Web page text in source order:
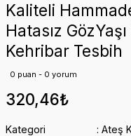
Kaliteli
Hatasız
Kehribar Tesbih
0 puan - 0 yorum
320,46₺
Kategori
Ateş